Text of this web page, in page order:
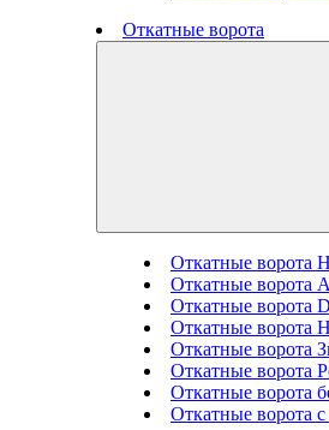
Откатные ворота
Откатные ворота
Откатные ворота
Откатные ворота
Откатные ворота
Откатные ворота
Откатные ворота
Откатные ворота
Откатные ворота